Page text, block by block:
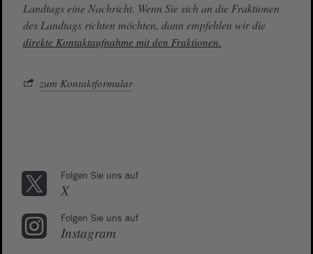
Landtags eine Nachricht. Wenn Sie sich an die Fraktionen
des Landtags richten möchten, dann empfehlen wir die
direkte Kontaktaufnahme mit den Fraktionen.
zum Kontaktformular
Folgen Sie uns auf
X
Folgen Sie uns auf
Instagram